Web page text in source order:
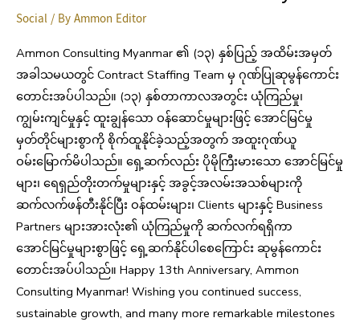
Social/ ByAmmon Editor
Ammon Consulting Myanmar ၏ (၁၃) နှစ်ပြည့် အထိမ်းအမှတ်
အခါသမယတွင် Contract Staffing Team မှ ဂုဏ်ပြုဆုမွန်ကောင်း
တောင်းအပ်ပါသည်။ (၁၃) နှစ်တာကာလအတွင်း ယုံကြည်မှု၊
ကျွမ်းကျင်မှုနှင့် ထူးချွန်သော ဝန်ဆောင်မှုများဖြင့် အောင်မြင်မှု
မှတ်တိုင်များစွာကို စိုက်ထူနိုင်ခဲ့သည့်အတွက် အထူးဂုဏ်ယူ
ဝမ်းမြောက်မိပါသည်။ ရှေ့ဆက်လည်း ပိုမိုကြီးမားသော အောင်မြင်မှု
များ၊ ရေရှည်တိုးတက်မှုများနှင့် အခွင့်အလမ်းအသစ်များကို
ဆက်လက်ဖန်တီးနိုင်ပြီး ဝန်ထမ်းများ၊ Clients များနှင့် Business
Partners များအားလုံး၏ ယုံကြည်မှုကို ဆက်လက်ရရှိကာ
အောင်မြင်မှုများစွာဖြင့် ရှေ့ဆက်နိုင်ပါစေကြောင်း ဆုမွန်ကောင်း
တောင်းအပ်ပါသည်။ Happy 13th Anniversary, Ammon
Consulting Myanmar! Wishing you continued success,
sustainable growth, and many more remarkable milestones